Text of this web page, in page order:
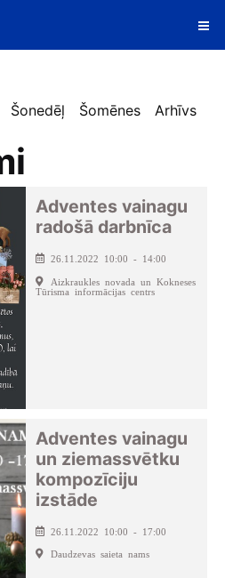
Šonedēļ Šomēnes Arhīvs
Adventes vainagu
radošā darbnīca
26.11.2022 10:00 - 14:00
Aizkraukles novada un Kokneses
Tūrisma informācijas centrs
Adventes vainagu
un ziemassvētku
kompozīciju
izstāde
26.11.2022 10:00 - 17:00
Daudzevas saieta nams